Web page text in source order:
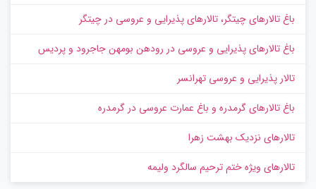
باغ تالارهای چیتگر، تالارهای پذیرایی و عروسی در چیتگر
باغ تالارهای پذیرایی و عروسی در رودهن بومهن جاجرود و پردیس
تالار پذیرایی و عروسی تهرانسر
باغ تالارهای گرمدره و باغ عمارت عروسی در گرمدره
تالارهای نزدیک بهشت زهرا
تالارهای ویژه ختم ترحیم سالگرد ولیمه